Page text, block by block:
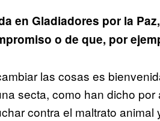
en Gladiadores por la
o de que, por
las cosas es
secta, como han dicho
contra el maltrato animal